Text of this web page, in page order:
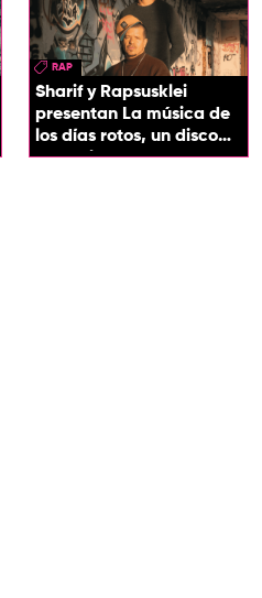
RAP
Sharif y Rapsusklei
presentan La música de
los días rotos, un disco
que salda una promesa